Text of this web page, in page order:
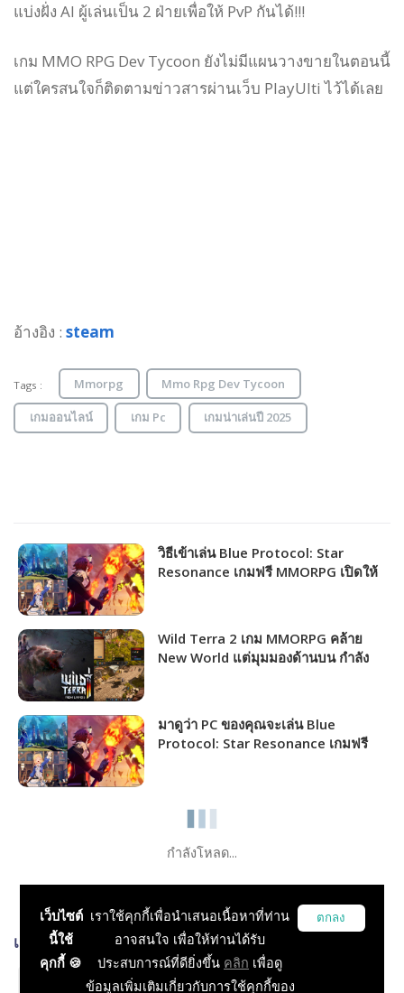
แบ่งฝั่ง AI ผู้เล่นเป็น 2 ฝ่ายเพื่อให้ PvP กันได้!!!
เกม MMO RPG Dev Tycoon ยังไม่มีแผนวางขายในตอนนี้
แต่ใครสนใจก็ติดตามข่าวสารผ่านเว็บ PlayUlti ไว้ได้เลย
อ้างอิง : steam
Tags : Mmorpg Mmo Rpg Dev Tycoon
เกมออนไลน์ เกม Pc เกมน่าเล่นปี 2025
วิธีเข้าเล่น Blue Protocol: Star
Resonance เกมฟรี MMORPG เปิดให้
Wild Terra 2 เกม MMORPG คล้าย
New World แต่มุมมองด้านบน กำลัง
มาดูว่า PC ของคุณจะเล่น Blue
Protocol: Star Resonance เกมฟรี
กำลังโหลด...
เกมส์ที่เกี่ยวข้อง
Gran Turismo Sport
เว็บไซต์
นี้ใช้
คุกกี้ 🍪
เราใช้คุกกี้เพื่อนำเสนอเนื้อหาที่ท่าน
อาจสนใจ เพื่อให้ท่านได้รับ
ประสบการณ์ที่ดียิ่งขึ้น คลิก เพื่อดู
ข้อมูลเพิ่มเติมเกี่ยวกับการใช้คุกกี้ของ
ตกลง